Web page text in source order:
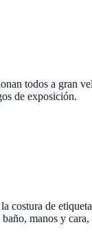
todos a gran
de exposición.
costura de
manos y cara,